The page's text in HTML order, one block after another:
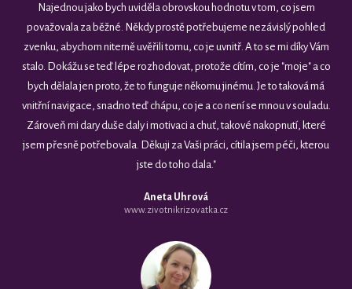
Najednou jako bych uviděla obrovskou hodnotu v tom, co jsem
považovala za běžné. Někdy prostě potřebujeme nezávislý pohled
zvenku, abychom niterně uvěřili tomu, co je uvnitř. A to se mi díky Vám
stalo. Dokážu se teď lépe rozhodovat, protože cítím, co je "moje" a co
bych dělala jen proto, že to funguje někomu jinému. Je to taková má
vnitřní navigace, snadno teď chápu, co je a co není se mnou v souladu.
Zároveň mi dary duše daly i motivaci a chuť, takové nakopnutí, které
jsem přesně potřebovala. Děkuji za Vaši práci, cítila jsem péči, kterou
jste do toho dala."
Aneta Uhrová
www.zivotnikrizovatka.cz